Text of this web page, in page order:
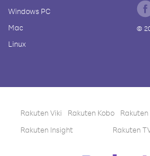
Windows PC
Mac
Linux
©
Rakuten Viki Rakuten Kobo Rakuten
Rakuten Insight
Rakuten